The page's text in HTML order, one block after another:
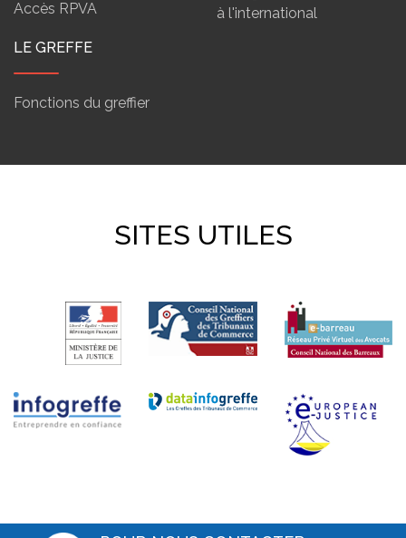
Accès RPVA
à l'international
LE GREFFE
Fonctions du greffier
SITES UTILES